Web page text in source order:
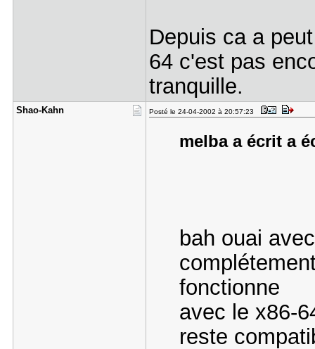
Depuis ca a
64 c'est pas
tranquille.
Shao-Kahn Posté le 24-04-2002 à 20:57:23
melba a écrit a
bah ouai
fonctionne
avec le x86-
reste